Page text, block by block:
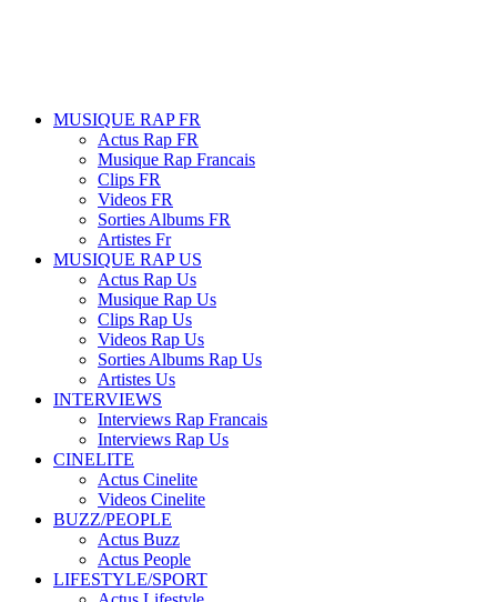
MUSIQUE RAP FR
Actus Rap FR
Musique Rap Francais
Clips FR
Videos FR
Sorties Albums FR
Artistes Fr
MUSIQUE RAP US
Actus Rap Us
Musique Rap Us
Clips Rap Us
Videos Rap Us
Sorties Albums Rap Us
Artistes Us
INTERVIEWS
Interviews Rap Francais
Interviews Rap Us
CINELITE
Actus Cinelite
Videos Cinelite
BUZZ/PEOPLE
Actus Buzz
Actus People
LIFESTYLE/SPORT